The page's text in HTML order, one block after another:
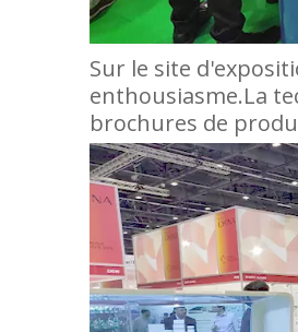
Sur le site
enthousiasme.La
brochures de